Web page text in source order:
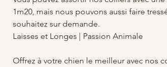
1m20, mais nous pouvons aussi faire
souhaitez sur demande.
Laisses et Longes | Passion Animale
Offrez à votre chien le meilleur avec nos